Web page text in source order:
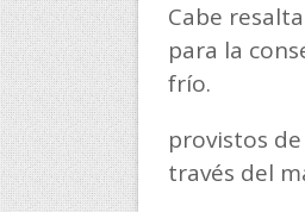
Cabe
para la
frío.
provistos
través del